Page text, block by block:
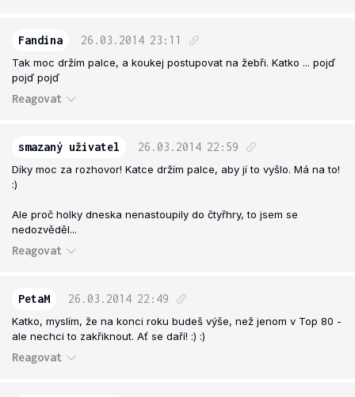
Fandina 26.03.2014 23:11
Tak moc držím palce, a koukej postupovat na žebři. Katko ... pojď
pojď pojď
Reagovat
smazaný uživatel 26.03.2014 22:59
Díky moc za rozhovor! Katce držím palce, aby jí to vyšlo. Má na to!
:)
Ale proč holky dneska nenastoupily do čtyřhry, to jsem se
nedozvěděl...
Reagovat
PetaM 26.03.2014 22:49
Katko, myslím, že na konci roku budeš výše, než jenom v Top 80 -
ale nechci to zakřiknout. Ať se daří! :) :)
Reagovat